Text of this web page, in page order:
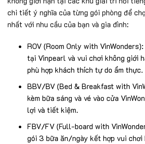
chi tiết ý nghĩa của từng gói phòng để
nhất với nhu cầu của bạn và gia đình:
ROV (Room Only with
tại Vinpearl và vui chơi không giới
phù hợp khách thích tự do ẩm thực.
BBV/BV (Bed & Breakfast with
kèm bữa sáng và vé vào cửa
lợi và tiết kiệm.
FBV/FV (Full-board with
gói 3 bữa ăn/ngày kết hợp vui chơi